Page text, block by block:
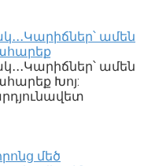
ամեն
ամեն
Խոյ:
մեծ